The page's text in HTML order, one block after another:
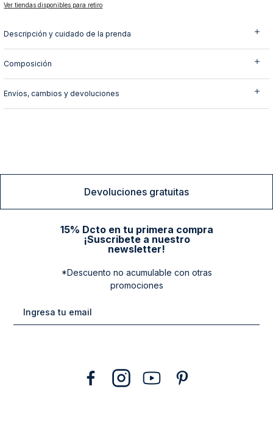
Ver tiendas disponibles para retiro
Descripción y cuidado de la prenda
Composición
Envíos, cambios y devoluciones
Devoluciones gratuitas
15% Dcto en tu primera compra
¡Suscribete a nuestro
newsletter!
*Descuento no acumulable con otras
promociones